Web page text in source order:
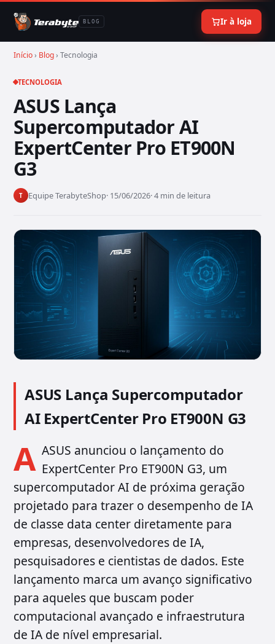
BLOG Ir à loja
Início› Blog› Tecnologia
TECNOLOGIA
ASUS Lança
Supercomputador AI
ExpertCenter Pro ET900N
G3
T Equipe TerabyteShop· 15/06/2026· 4 min de leitura
ASUS Lança Supercomputador
AI ExpertCenter Pro ET900N G3
A ASUS anunciou o lançamento do
ExpertCenter Pro ET900N G3, um
supercomputador AI de próxima geração
projetado para trazer o desempenho de IA
de classe data center diretamente para
empresas, desenvolvedores de IA,
pesquisadores e cientistas de dados. Este
lançamento marca um avanço significativo
para aqueles que buscam poder
computacional avançado e infraestrutura
de IA de nível empresarial.